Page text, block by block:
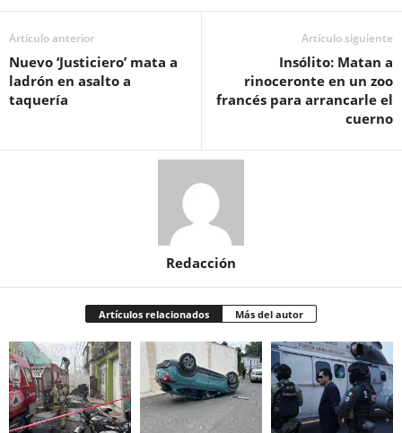
Artículo anterior
Nuevo ‘Justiciero’ mata a
ladrón en asalto a
taquería
Artículo siguiente
Insólito: Matan a
rinoceronte en un zoo
francés para arrancarle el
cuerno
Redacción
Artículos relacionados Más del autor